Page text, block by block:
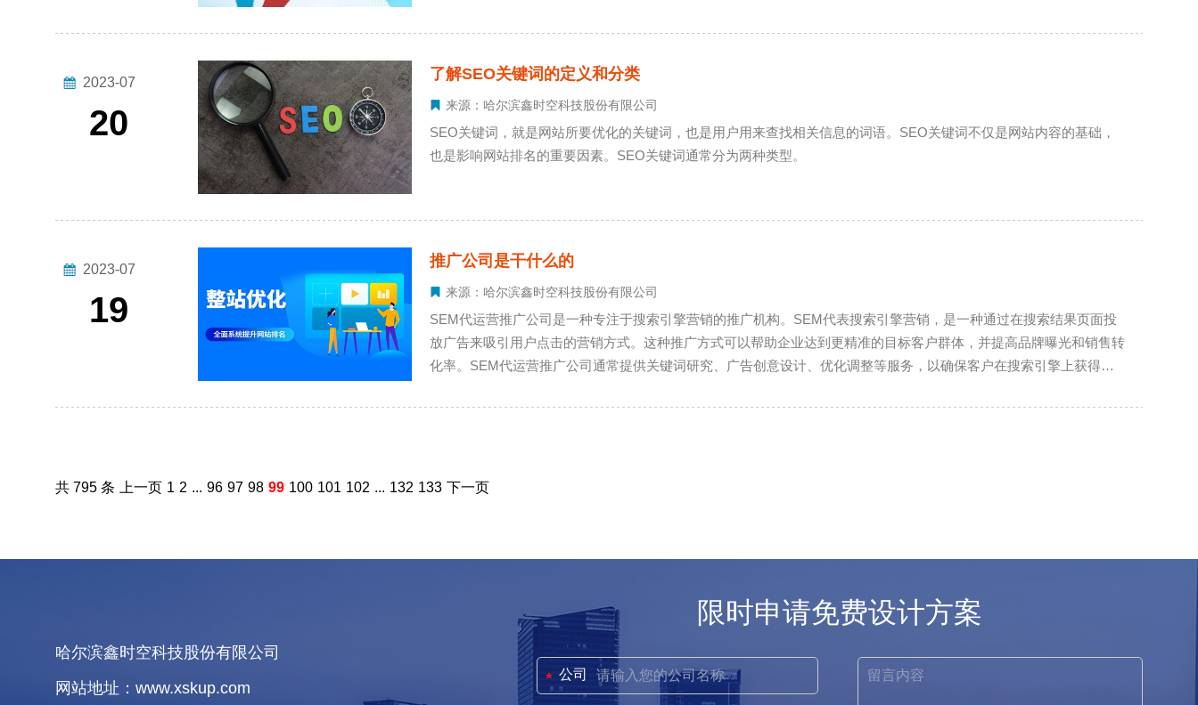
2023-07
20
了解SEO关键词的定义和分类
来源：哈尔滨鑫时空科技股份有限公司
SEO关键词，就是网站所要优化的关键词，也是用户用来查找相关信息的词语。SEO关键词不仅是网站内容的基础，
也是影响网站排名的重要因素。SEO关键词通常分为两种类型。
2023-07
19
推广公司是干什么的
来源：哈尔滨鑫时空科技股份有限公司
SEM代运营推广公司是一种专注于搜索引擎营销的推广机构。SEM代表搜索引擎营销，是一种通过在搜索结果页面投
放广告来吸引用户点击的营销方式。这种推广方式可以帮助企业达到更精准的目标客户群体，并提高品牌曝光和销售转
化率。SEM代运营推广公司通常提供关键词研究、广告创意设计、优化调整等服务，以确保客户在搜索引擎上获得佳
共 795 条 上一页 1 2 ... 96 97 98 99 100 101 102 ... 132 133 下一页
哈尔滨鑫时空科技股份有限公司
网站地址：www.xskup.com
限时申请免费设计方案
公司